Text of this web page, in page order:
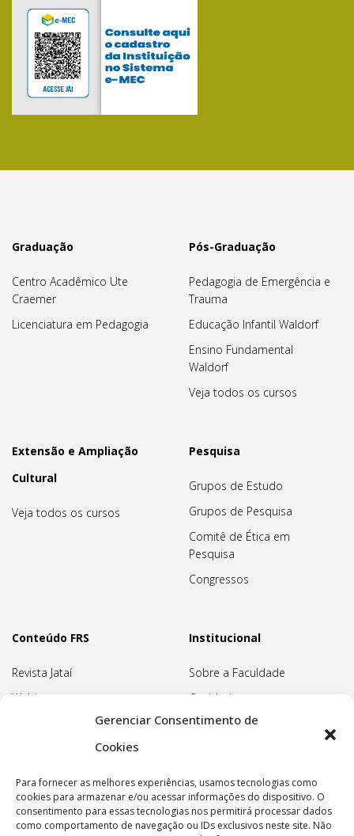
Gerenciar Consentimento de
Cookies
Para fornecer as melhores experiências, usamos tecnologias como
cookies para armazenar e/ou acessar informações do dispositivo. O
consentimento para essas tecnologias nos permitirá processar dados
como comportamento de navegação ou IDs exclusivos neste site. Não
Graduação
Centro Acadêmico Ute
Craemer
Licenciatura em Pedagogia
Pós-Graduação
Pedagogia de Emergência e
Trauma
Educação Infantil Waldorf
Ensino Fundamental
Waldorf
Veja todos os cursos
Extensão e Ampliação
Cultural
Veja todos os cursos
Pesquisa
Grupos de Estudo
Grupos de Pesquisa
Comitê de Ética em
Pesquisa
Congressos
Conteúdo FRS
Revista Jataí
Webinars
Institucional
Sobre a Faculdade
Ouvidoria
Pedagogia Waldorf
Nossa Sede
Política de privacidade